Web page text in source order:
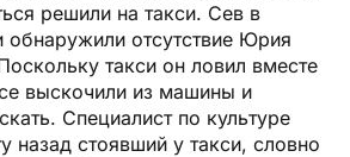
решили на такси. Сев в
обнаружили отсутствие Юрия
такси он ловил вместе
выскочили из машины и
Специалист по культуре
назад стоявший у такси, словно